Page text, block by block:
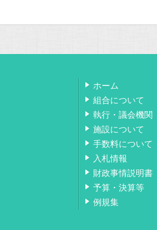
ホーム
組合について
執行・議会機関
施設について
手数料について
入札情報
財政事情説明書
予算・決算等
例規集